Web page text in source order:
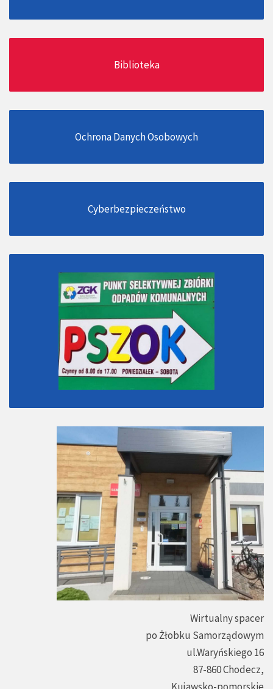
Biblioteka
Ochrona Danych Osobowych
Cyberbezpieczeństwo
Wirtualny spacer
po Żłobku Samorządowym
ul.Waryńskiego 16
87-860 Chodecz,